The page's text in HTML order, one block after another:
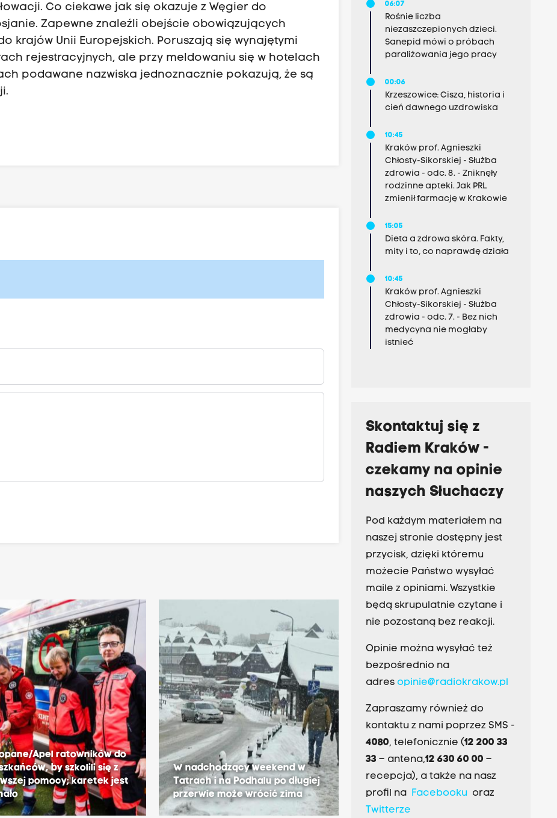
Co ciekawe jak się okazuje z Węgier do
Zapewne znaleźli obejście obowiązujących
krajów Unii Europejskich. Poruszają się wynajętymi
rejestracyjnych, ale przy meldowaniu się w hotelach
podawane nazwiska jednoznacznie pokazują, że są
Apel ratowników do
by szkolili się z
pomocy; karetek jest
W nadchodzący weekend w
Tatrach i na Podhalu po długiej
przerwie może wrócić zima
06:07
Rośnie liczba
niezaszczepionych dzieci.
Sanepid mówi o próbach
paraliżowania jego pracy
00:06
Krzeszowice: Cisza, historia i
cień dawnego uzdrowiska
10:45
Kraków prof. Agnieszki
Chłosty-Sikorskiej - Służba
zdrowia - odc. 8. - Zniknęły
rodzinne apteki. Jak PRL
zmienił farmację w Krakowie
15:05
Dieta a zdrowa skóra. Fakty,
mity i to, co naprawdę działa
10:45
Kraków prof. Agnieszki
Chłosty-Sikorskiej - Służba
zdrowia - odc. 7. - Bez nich
medycyna nie mogłaby
istnieć
Skontaktuj się z
Radiem Kraków -
czekamy na opinie
naszych Słuchaczy
Pod każdym materiałem na
naszej stronie dostępny jest
przycisk, dzięki któremu
możecie Państwo wysyłać
maile z opiniami. Wszystkie
będą skrupulatnie czytane i
nie pozostaną bez reakcji.
Opinie można wysyłać też
bezpośrednio na
adres opinie@radiokrakow.pl
Zapraszamy również do
kontaktu z nami poprzez SMS -
4080, telefonicznie (12 200 33
33– antena,12 630 60 00 –
recepcja), a także na nasz
profil na Facebookuoraz
Twitterze